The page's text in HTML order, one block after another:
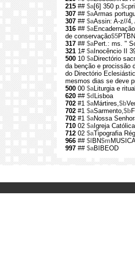
215 ## $a[6] 350 p.$c
307 ## $aArmas
307 ## $aAssin: A-z//4,
316 ## $a
de conservação$5
317 ## $aPert.: ms. "
321 1# $aInocêncio II
500 10 $aDirectório
da benção e procissão
do Directório
mesmos dias se deve
500 00 $aLiturgia e ritual
620 ## $d Lisboa
702 #1 $aMártires,$b
702 #1 $aSarmento,$b
702 #1 $aNossa
710 02 $aIgreja
712 02 $aTipografia
966 ## $l BN$m
997 ## $aBIBEOD